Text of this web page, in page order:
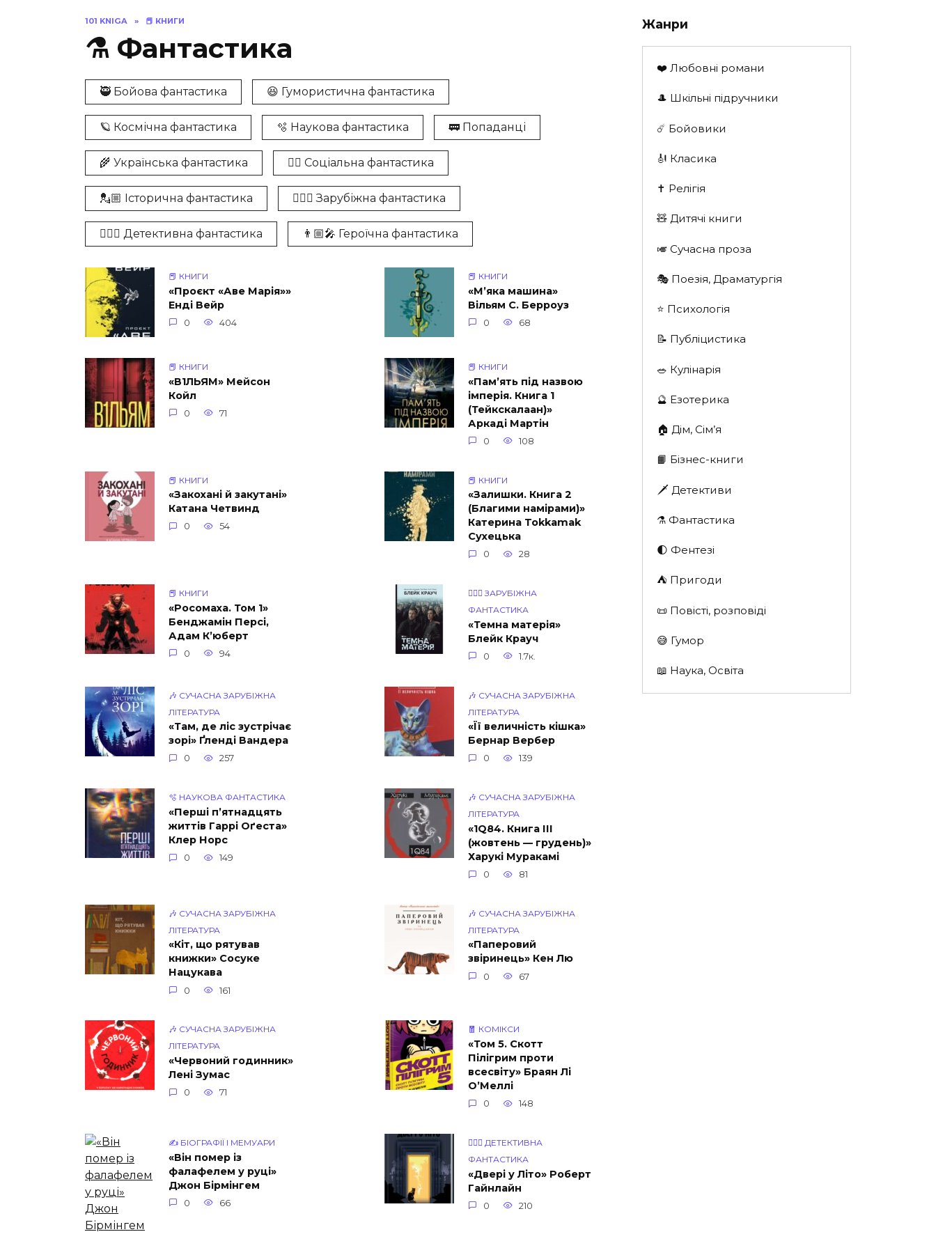
101 KNIGA » 📕 КНИГИ
⚗️ Фантастика
🥷 Бойова фантастика 😆 Гумористична фантастика
🪐 Космічна фантастика 🫧 Наукова фантастика 🚃 Попаданці
🌾 Українська фантастика 🧏‍♂️ Соціальна фантастика
💂🏼 Історична фантастика 🧝🏾‍♀️ Зарубіжна фантастика
👨🏼‍⚖️ Детективна фантастика 👨🏼‍🎤 Героїчна фантастика
📕 КНИГИ
«Проєкт «Аве Марія»»
Енді Вейр
0 404
📕 КНИГИ
«М’яка машина»
Вільям С. Берроуз
0 68
📕 КНИГИ
«В1ЛЬЯМ» Мейсон
Койл
0 71
📕 КНИГИ
«Пам’ять під назвою
імперія. Книга 1
(Тейкскалаан)»
Аркаді Мартін
0 108
📕 КНИГИ
«Закохані й закутані»
Катана Четвинд
0 54
📕 КНИГИ
«Залишки. Книга 2
(Благими намірами)»
Катерина Tokkamak
Сухецька
0 28
📕 КНИГИ
«Росомаха. Том 1»
Бенджамін Персі,
Адам К’юберт
0 94
🧝🏾‍♀️ ЗАРУБІЖНА
ФАНТАСТИКА
«Темна матерія»
Блейк Крауч
0 1.7к.
🎶 СУЧАСНА ЗАРУБІЖНА
ЛІТЕРАТУРА
«Там, де ліс зустрічає
зорі» Ґленді Вандера
0 257
🎶 СУЧАСНА ЗАРУБІЖНА
ЛІТЕРАТУРА
«Її величність кішка»
Бернар Вербер
0 139
🫧 НАУКОВА ФАНТАСТИКА
«Перші п’ятнадцять
життів Гаррі Оґеста»
Клер Норс
0 149
🎶 СУЧАСНА ЗАРУБІЖНА
ЛІТЕРАТУРА
«1Q84. Книга ІІІ
(жовтень — грудень)»
Харукі Муракамі
0 81
🎶 СУЧАСНА ЗАРУБІЖНА
ЛІТЕРАТУРА
«Кіт, що рятував
книжки» Сосуке
Нацукава
0 161
🎶 СУЧАСНА ЗАРУБІЖНА
ЛІТЕРАТУРА
«Паперовий
звіринець» Кен Лю
0 67
🎶 СУЧАСНА ЗАРУБІЖНА
ЛІТЕРАТУРА
«Червоний годинник»
Лені Зумас
0 71
🧧 КОМІКСИ
«Том 5. Скотт
Пілігрим проти
всесвіту» Браян Лі
О’Меллі
0 148
✍️ БІОГРАФІЇ І МЕМУАРИ
«Він помер із
фалафелем у руці»
Джон Бірмінгем
0 66
👨🏼‍⚖️ ДЕТЕКТИВНА
ФАНТАСТИКА
«Двері у Літо» Роберт
Гайнлайн
0 210
Жанри
❤️ Любовні романи
🎩 Шкільні підручники
☄️ Бойовики
🎻 Класика
✝️ Релігія
🧸 Дитячі книги
🎺 Сучасна проза
🎭 Поезія, Драматургія
⭐️ Психологія
📝 Публіцистика
🥗 Кулінарія
🔮 Езотерика
🏠 Дім, Сім’я
📙 Бізнес-книги
🗡 Детективи
⚗️ Фантастика
🌓 Фентезі
⛺️ Пригоди
📜 Повісті, розповіді
😅 Гумор
📖 Наука, Освіта